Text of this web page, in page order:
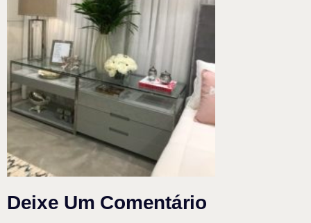
Deixe Um Comentário